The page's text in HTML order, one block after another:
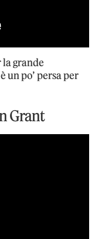
grande
un po’ persa per
Grant